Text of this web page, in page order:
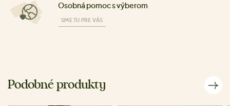
Osobná pomoc s výberom
SME TU PRE VÁS
Podobné produkty